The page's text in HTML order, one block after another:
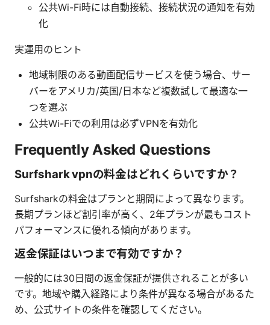
公共Wi-Fi時には自動接続、接続状況の通知を有効
化
実運用のヒント
地域制限のある動画配信サービスを使う場合、サー
バーをアメリカ/英国/日本など複数試して最適な一
つを選ぶ
公共Wi-Fiでの利用は必ずVPNを有効化
Frequently Asked Questions
Surfshark vpnの料金はどれくらいですか？
Surfsharkの料金はプランと期間によって異なります。
長期プランほど割引率が高く、2年プランが最もコスト
パフォーマンスに優れる傾向があります。
返金保証はいつまで有効ですか？
一般的には30日間の返金保証が提供されることが多い
です。地域や購入経路により条件が異なる場合があるた
め、公式サイトの条件を確認してください。